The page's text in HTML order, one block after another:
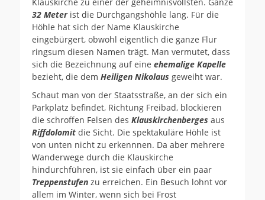
32 Meterist die Durchgangshöhle lang. Für die
Höhle hat sich der Name Klauskirche
eingebürgert, obwohl eigentlich die ganze Flur
ringsum diesen Namen trägt. Man vermutet, dass
sich die Bezeichnung auf eine ehemalige Kapelle
bezieht, die dem Heiligen Nikolaus geweiht war.
Schaut man von der Staatsstraße, an der sich ein
Parkplatz befindet, Richtung Freibad, blockieren
die schroffen Felsen des Klauskirchenberges aus
Riffdolomit die Sicht. Die spektakuläre Höhle ist
von unten nicht zu erkennnen. Da aber mehrere
Wanderwege durch die Klauskirche
hindurchführen, ist sie einfach über ein paar
Treppenstufen zu erreichen. Ein Besuch lohnt vor
allem im Winter, wenn sich bei Frost